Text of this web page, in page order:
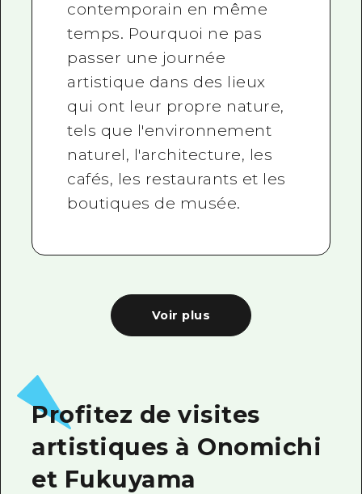
contemporain en même
temps. Pourquoi ne pas
passer une journée
artistique dans des lieux
qui ont leur propre nature,
tels que l'environnement
naturel, l'architecture, les
cafés, les restaurants et les
boutiques de musée.
Voir plus
Profitez de visites
artistiques à Onomichi
et Fukuyama